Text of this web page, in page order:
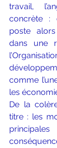
travail,
concrète :
poste
dans une
comme
les
De la
titre : les